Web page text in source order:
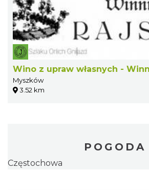
Wino z upraw własnych -
Myszków
3.52 km
POGODA
Częstochowa